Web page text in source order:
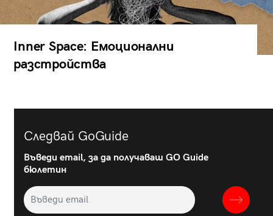
Inner Space: Емоционални
разстройства
Следвай GoGuide
Въведи email, за да получаваш GO Guide
бюлетин